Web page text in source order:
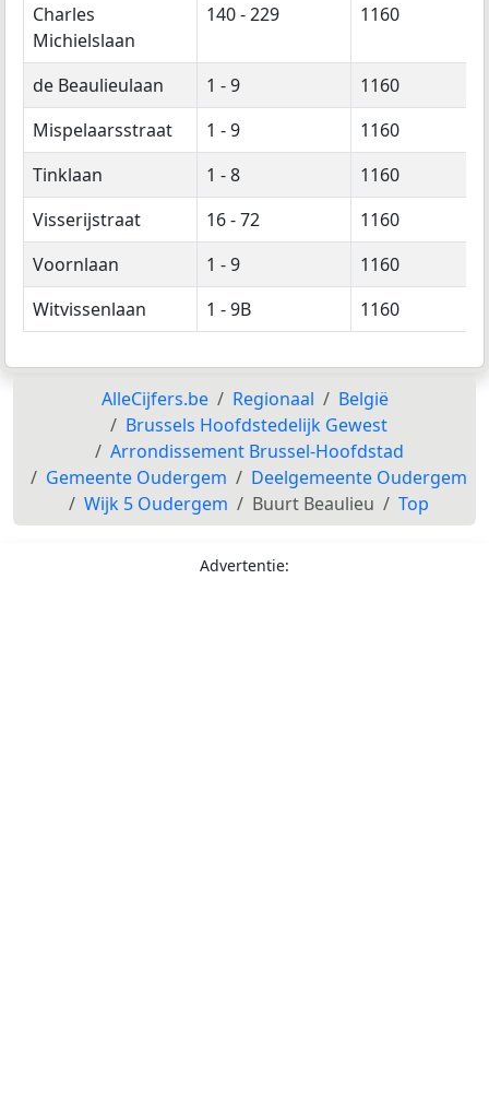
Charles
Michielslaan
140 - 229 1160
de Beaulieulaan 1 - 9
1160
Mispelaarsstraat
1 - 9
1160
Tinklaan
1 - 8
1160
Visserijstraat
16 - 72
1160
Voornlaan
1 - 9
1160
Witvissenlaan
1 - 9B 1160
AlleCijfers.be Regionaal
België
Brussels Hoofdstedelijk Gewest
Arrondissement Brussel-Hoofdstad
Gemeente Oudergem
Deelgemeente Oudergem
Wijk 5 Oudergem
Buurt Beaulieu Top
Advertentie: